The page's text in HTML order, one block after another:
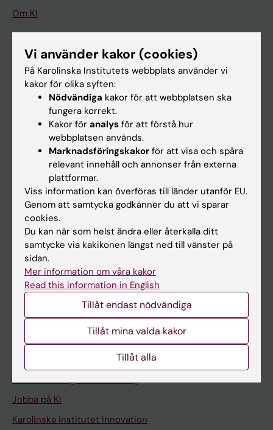
Om KI
På gång
Nyheter
Kalender
Student
Schema
Studentmejlen
Kurs- och programwebbar
Student på KI
Medarbetare
Medarbetarportalen
Kontakta och besök KI
Stöd forskning och utbildning
Jobba på KI
Karolinska Institutet Innovation
Vi använder kakor (cookies)
På Karolinska Institutets webbplats använder vi
kakor för olika syften:
Nödvändiga kakor för att webbplatsen ska
fungera korrekt.
Kakor för analys för att förstå hur
webbplatsen används.
Marknadsföringskakor för att visa och spåra
relevant innehåll och annonser från externa
plattformar.
Viss information kan överföras till länder utanför EU.
Genom att samtycka godkänner du att vi sparar
cookies.
Du kan när som helst ändra eller återkalla ditt
samtycke via kakikonen längst ned till vänster på
sidan.
Mer information om våra kakor
Read this information in English
Tillåt endast nödvändiga
Tillåt mina valda kakor
Tillåt alla